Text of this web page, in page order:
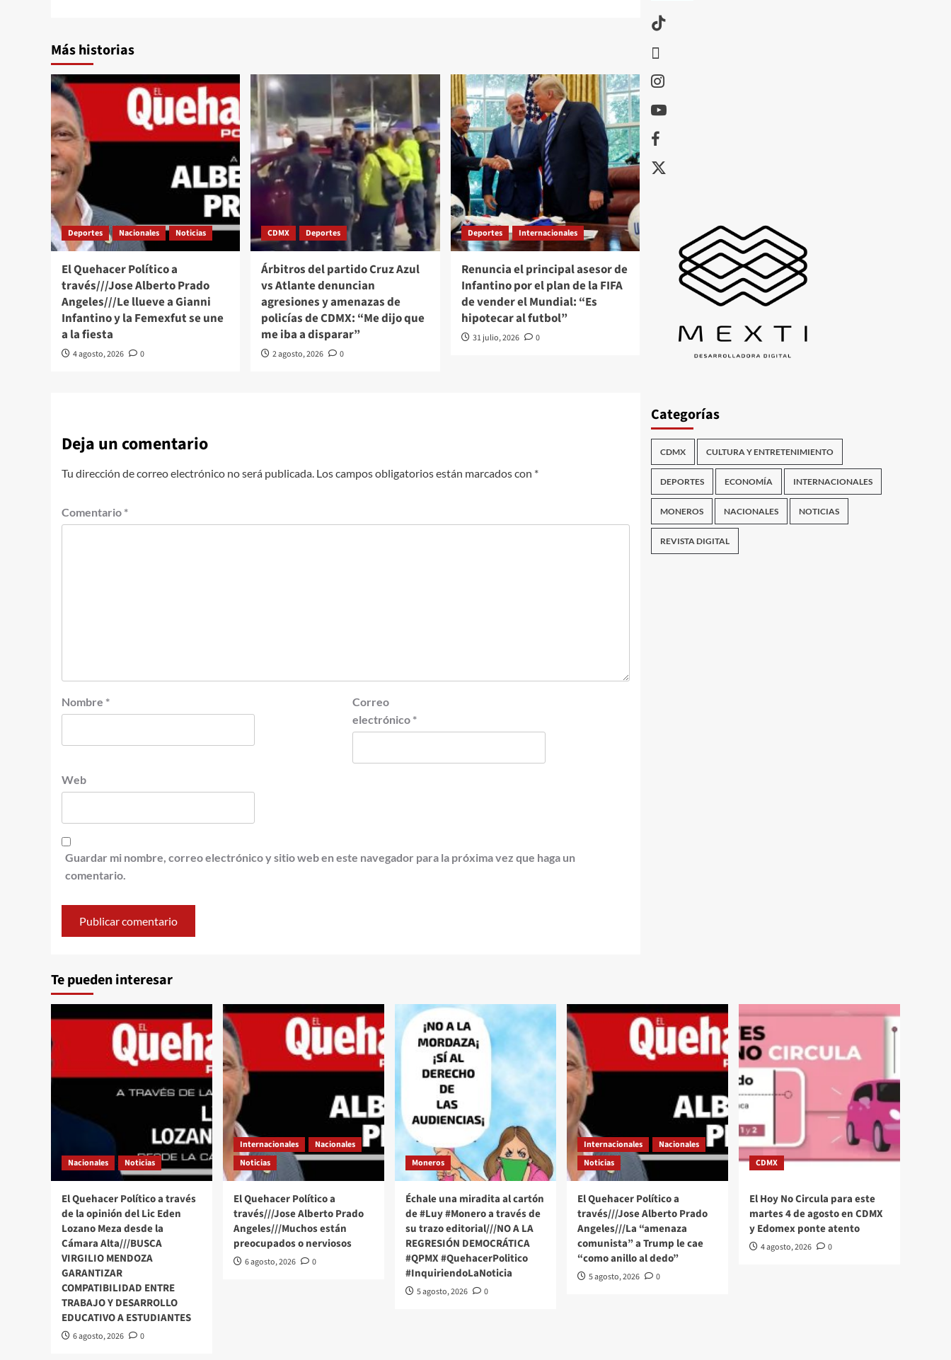
Más historias
Deportes Nacionales Noticias
El Quehacer Político a
través///Jose Alberto Prado
Angeles///Le llueve a Gianni
Infantino y la Femexfut se une
a la fiesta
4 agosto, 2026 0
CDMX Deportes
Árbitros del partido Cruz Azul
vs Atlante denuncian
agresiones y amenazas de
policías de CDMX: “Me dijo que
me iba a disparar”
2 agosto, 2026 0
Deportes Internacionales
Renuncia el principal asesor de
Infantino por el plan de la FIFA
de vender el Mundial: “Es
hipotecar al futbol”
31 julio, 2026 0
Deja un comentario
Tu dirección de correo electrónico no será publicada. Los campos obligatorios están marcados con *
Comentario *
Nombre *
Correo
electrónico *
Web
Guardar mi nombre, correo electrónico y sitio web en este navegador para la próxima vez que haga un
comentario.
TikTok
Instagram
Youtube
Facebook
X
Categorías
CDMX CULTURA Y ENTRETENIMIENTO
DEPORTES ECONOMÍA INTERNACIONALES
MONEROS NACIONALES NOTICIAS
REVISTA DIGITAL
Te pueden interesar
Nacionales Noticias
El Quehacer Político a través
de la opinión del Lic Eden
Lozano Meza desde la
Cámara Alta///BUSCA
VIRGILIO MENDOZA
GARANTIZAR
COMPATIBILIDAD ENTRE
TRABAJO Y DESARROLLO
EDUCATIVO A ESTUDIANTES
6 agosto, 2026 0
Internacionales
Nacionales
Noticias
El Quehacer Político a
través///Jose Alberto Prado
Angeles///Muchos están
preocupados o nerviosos
6 agosto, 2026 0
Moneros
Échale una miradita al cartón
de #Luy #Monero a través de
su trazo editorial///NO A LA
REGRESIÓN DEMOCRÁTICA
#QPMX #QuehacerPolitico
#InquiriendoLaNoticia
5 agosto, 2026 0
Internacionales
Nacionales
Noticias
El Quehacer Político a
través///Jose Alberto Prado
Angeles///La “amenaza
comunista” a Trump le cae
“como anillo al dedo”
5 agosto, 2026 0
CDMX
El Hoy No Circula para este
martes 4 de agosto en CDMX
y Edomex ponte atento
4 agosto, 2026 0